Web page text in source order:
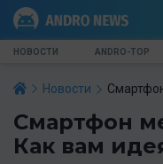
НОВОСТИ ANDRO-TOP
Новости
Смартфон
Как вам